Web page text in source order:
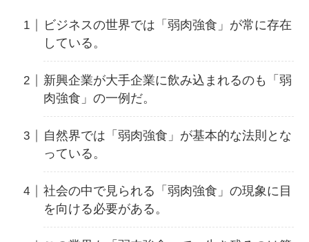
ビジネスの世界では「弱肉強食」が常に存在
している。
新興企業が大手企業に飲み込まれるのも「弱
肉強食」の一例だ。
自然界では「弱肉強食」が基本的な法則とな
っている。
社会の中で見られる「弱肉強食」の現象に目
を向ける必要がある。